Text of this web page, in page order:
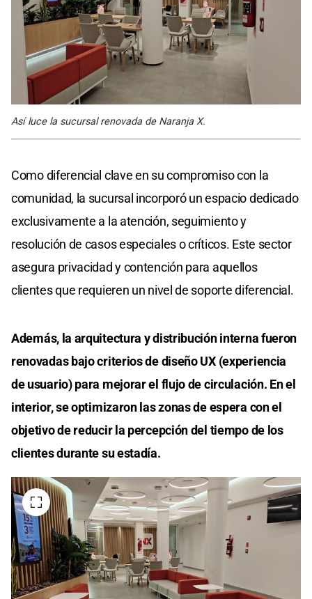
Así luce la sucursal renovada de Naranja X.
Como diferencial clave en su compromiso con la
comunidad, la sucursal incorporó un espacio dedicado
exclusivamente a la atención, seguimiento y
resolución de casos especiales o críticos. Este sector
asegura privacidad y contención para aquellos
clientes que requieren un nivel de soporte diferencial.
Además, la arquitectura y distribución interna fueron
renovadas bajo criterios de diseño UX (experiencia
de usuario) para mejorar el flujo de circulación. En el
interior, se optimizaron las zonas de espera con el
objetivo de reducir la percepción del tiempo de los
clientes durante su estadía.